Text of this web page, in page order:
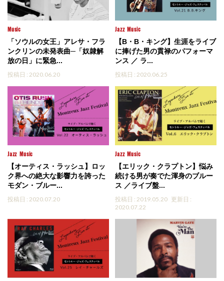
Music
「ソウルの女王」アレサ・フラ
ンクリンの未発表曲─「奴隷解
放の日」に緊急...
投稿日 : 2020.06.20
Jazz Music
【B・B・キング】生涯をライブ
に捧げた男の貫禄のパフォーマ
ンス ／ ラ...
投稿日 : 2020.06.25
Jazz Music
【オーティス・ラッシュ】ロッ
ク界への絶大な影響力を誇った
モダン・ブルー...
投稿日 : 2020.07.20
Jazz Music
【エリック・クラプトン】悩み
続ける男が奏でた渾身のブルー
ス ／ライブ盤...
投稿日 : 2019.05.20 更新日 :
2020.07.22